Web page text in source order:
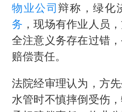
物业公司辩称，绿化
务 ，现场有作业人员
全注意义务存在过错
赔偿责任。
法院经审理认为，方
水管时不慎摔倒受伤